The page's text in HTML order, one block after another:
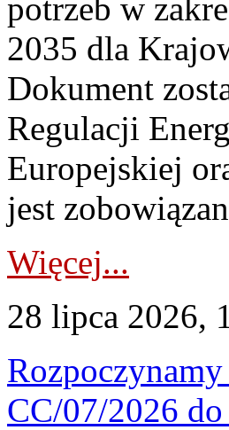
potrzeb w
2035 dla
Dokument
Regulacji
Europejskiej
jest
Więcej...
28 lipca 2026,
CC/07/2026